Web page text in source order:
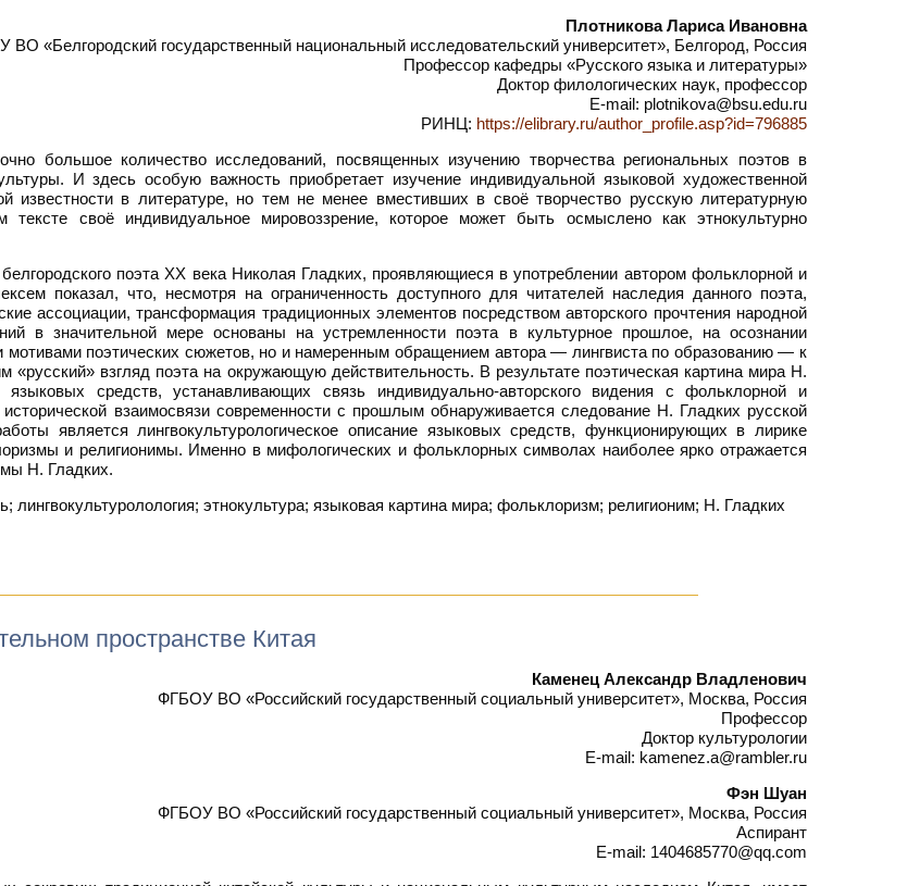
Плотникова Лариса Ивановна
ВО «Белгородский государственный национальный исследовательский университет», Белгород, Россия
Профессор кафедры «Русского языка и литературы»
Доктор филологических наук, профессор
E-mail: plotnikova@bsu.edu.ru
РИНЦ: https://elibrary.ru/author_profile.asp?id=796885
большое количество исследований, посвященных изучению творчества региональных поэтов в
И здесь особую важность приобретает изучение индивидуальной языковой художественной
известности в литературе, но тем не менее вместивших в своё творчество русскую литературную
своё индивидуальное мировоззрение, которое может быть осмыслено как этнокультурно
поэта ХХ века Николая Гладких, проявляющиеся в употреблении автором фольклорной и
показал, что, несмотря на ограниченность доступного для читателей наследия данного поэта,
ассоциации, трансформация традиционных элементов посредством авторского прочтения народной
в значительной мере основаны на устремленности поэта в культурное прошлое, на осознании
поэтических сюжетов, но и намеренным обращением автора — лингвиста по образованию — к
взгляд поэта на окружающую действительность. В результате поэтическая картина мира Н.
средств, устанавливающих связь индивидуально-авторского видения с фольклорной и
взаимосвязи современности с прошлым обнаруживается следование Н. Гладких русской
является лингвокультурологическое описание языковых средств, функционирующих в лирике
и религионимы. Именно в мифологических и фольклорных символах наиболее ярко отражается
Н. Гладких.
лингвокультуролология; этнокультура; языковая картина мира; фольклоризм; религионим; Н. Гладких
пространстве Китая
Каменец Александр Владленович
ФГБОУ ВО «Российский государственный социальный университет», Москва, Россия
Профессор
Доктор культурологии
E-mail: kamenez.a@rambler.ru
Фэн Шуан
ФГБОУ ВО «Российский государственный социальный университет», Москва, Россия
Аспирант
E-mail: 1404685770@qq.com